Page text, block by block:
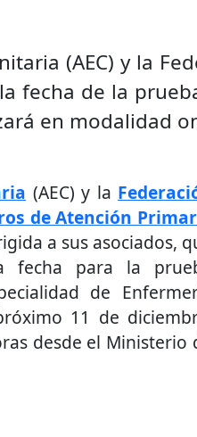
(AEC) y la
fecha de la
en modalidad
(AEC) y la
de Atención
a sus asociados,
fecha para la
de
11 de
desde el Ministerio